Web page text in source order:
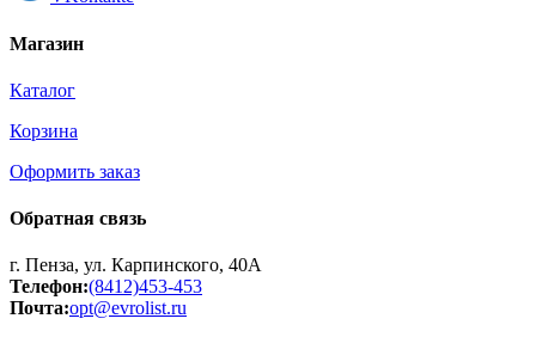
Магазин
Каталог
Корзина
Оформить заказ
Обратная связь
г. Пенза, ул. Карпинского, 40А
Телефон:(8412)453-453
Почта:opt@evrolist.ru